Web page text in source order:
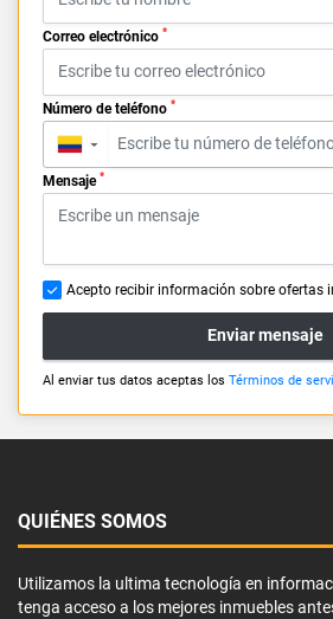
Correo electrónico *
Número de teléfono *
▼
Mensaje *
Acepto recibir información sobre ofertas
Enviar mensaje
Al enviar tus datos aceptas los Términos de
QUIÉNES SOMOS
Utilizamos la ultima tecnología en
tenga acceso a los mejores inmuebles